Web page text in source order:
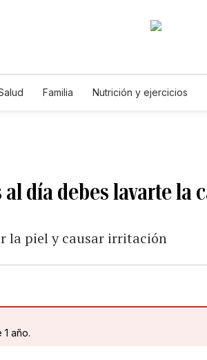
Familia Nutrición y ejercicios
al día debes lavarte la
la piel y causar irritación
año.